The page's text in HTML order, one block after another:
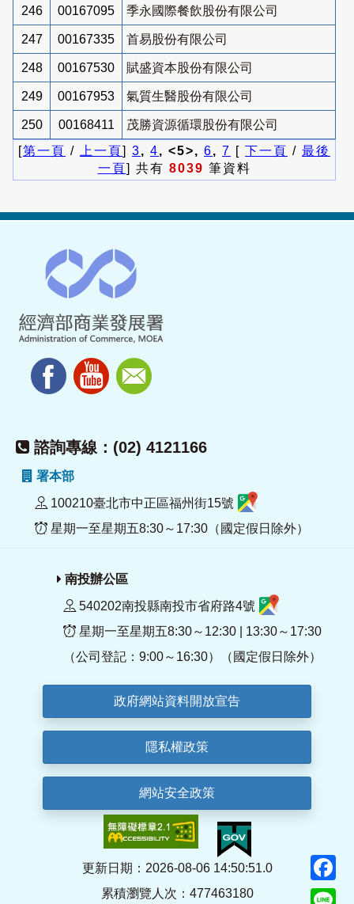
246 00167095 季永國際餐飲股份有限公司
247 00167335 首易股份有限公司
248 00167530 賦盛資本股份有限公司
249 00167953 氣質生醫股份有限公司
250 00168411
茂勝資源循環股份有限公司
[第一頁 / 上一頁] 3, 4, <5>, 6, 7 [ 下一頁 / 最後
一頁] 共有 8039 筆資料
諮詢專線：(02) 4121166
署本部
100210臺北市中正區福州街15號
星期一至星期五8:30～17:30（國定假日除外）
南投辦公區
540202南投縣南投市省府路4號
星期一至星期五8:30～12:30 | 13:30～17:30
（公司登記：9:00～16:30）（國定假日除外）
政府網站資料開放宣告
隱私權政策
網站安全政策
更新日期：2026-08-06 14:50:51.0
累積瀏覽人次：477463180